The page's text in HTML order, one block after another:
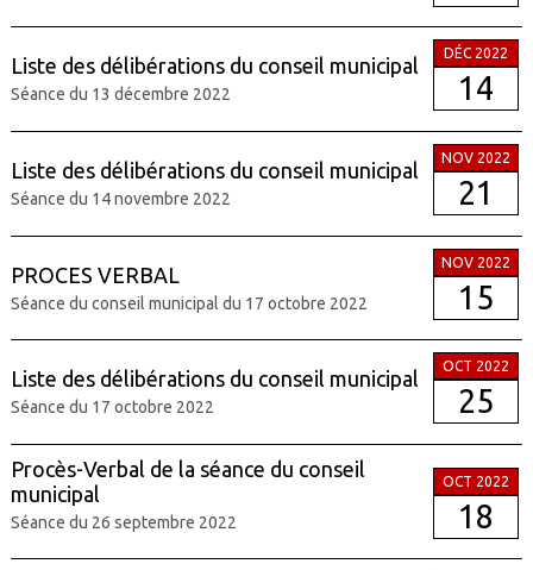
Liste des délibérations du conseil municipal
Séance du 13 décembre 2022
DÉC 2022
14
Liste des délibérations du conseil municipal
Séance du 14 novembre 2022
NOV 2022
21
PROCES VERBAL
Séance du conseil municipal du 17 octobre 2022
NOV 2022
15
Liste des délibérations du conseil municipal
Séance du 17 octobre 2022
OCT 2022
25
Procès-Verbal de la séance du conseil
municipal
Séance du 26 septembre 2022
OCT 2022
18